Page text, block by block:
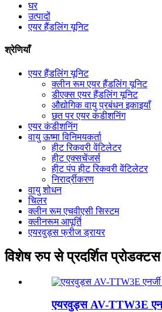
घर
उत्पादों
एयर हैंडलिंग यूनिट
श्रेणियाँ
एयर हैंडलिंग यूनिट
क्लीन रूम एयर हैंडलिंग यूनिट
डीएक्स एयर हैंडलिंग यूनिट
औद्योगिक वायु प्रबंधन इकाइयाँ
छत पर एयर कंडीशनिंग
एयर कंडीशनिंग
वायु ऊष्मा विनिमयकर्ता
हीट रिकवरी वेंटिलेटर
हीट एक्सचेंजर्स
हीट पंप हीट रिकवरी वेंटिलेटर
निरार्द्रीकरण
वायु शोधन
चिलर
क्लीन रूम एचवीएसी सिस्टम
क्लीनरूम आपूर्ति
एयरवुड्स फ्रीज ड्रायर
विशेष रुप से प्रदर्शित प्रोडक्टस
एयरवुड्स AV-TTW3E